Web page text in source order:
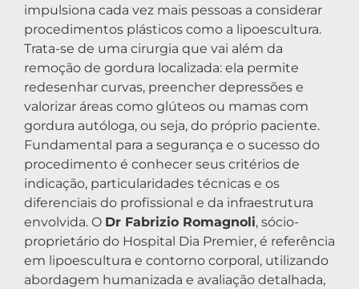
impulsiona cada vez mais pessoas a considerar
procedimentos plásticos como a lipoescultura.
Trata-se de uma cirurgia que vai além da
remoção de gordura localizada: ela permite
redesenhar curvas, preencher depressões e
valorizar áreas como glúteos ou mamas com
gordura autóloga, ou seja, do próprio paciente.
Fundamental para a segurança e o sucesso do
procedimento é conhecer seus critérios de
indicação, particularidades técnicas e os
diferenciais do profissional e da infraestrutura
envolvida. O Dr Fabrizio Romagnoli, sócio-
proprietário do Hospital Dia Premier, é referência
em lipoescultura e contorno corporal, utilizando
abordagem humanizada e avaliação detalhada,